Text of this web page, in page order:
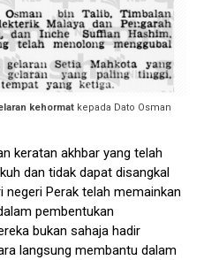
kehormat kepada Dato Osman
keratan akhbar yang telah
dan tidak dapat disangkal
Perak telah memainkan
pembentukan
bukan sahaja hadir
langsung membantu dalam